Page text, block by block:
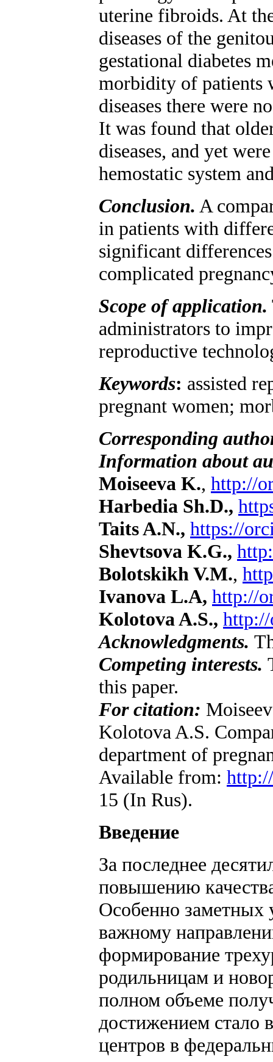
uterine fibroids. At
diseases of the
gestational diabetes
morbidity of patients
diseases there were
It was found that
diseases, and yet
hemostatic system
Conclusion. A
in patients with
significant
complicated
Scope of application.
administrators to
reproductive
Keywords: assisted
pregnant women;
Corresponding
Information about
Moiseeva K., http://
Harbedia Sh.D.,
Taits A.N., https://
Shevtsova K.G.,
Bolotskikh V.M.,
Ivanova L.A, http://
Kolotova A.S.,
Acknowledgments.
Competing interests.
this paper.
For citation:
Kolotova A.S.
department of
Available from:
15 (In Rus).
Введение
За последнее
повышению
Особенно заметных
важному
формирование
родильницам и
полном объеме
достижением стало
центров в